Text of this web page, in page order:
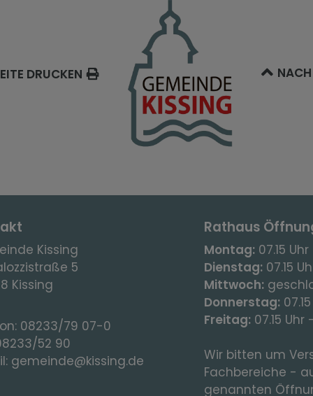
DRUCKEN
Kissing
5
Kissing
08233/79 07-0
52 90
gemeinde@kissing.de
Rathaus
Montag: 07.15
Dienstag: 07.15
Mittwoch:
Donnerstag:
Freitag: 07.15 Uhr
Wir bitten um
Fachbereiche -
genannten